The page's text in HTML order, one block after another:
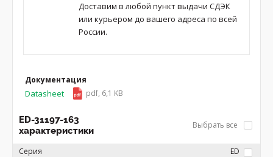
Доставим в любой пункт выдачи СДЭК
или курьером до вашего адреса по всей
России.
Документация
Datasheet pdf, 6,1 KB
ED-31197-163
характеристики
Выбрать все
Серия
ED